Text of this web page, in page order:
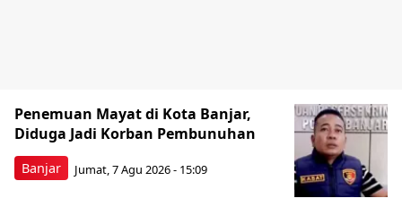
Banjar
Penemuan Mayat di Kota Banjar,
Diduga Jadi Korban Pembunuhan
Jumat, 7 Agu 2026 - 15:09